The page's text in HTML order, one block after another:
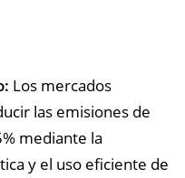
Los mercados
las emisiones de
mediante la
y el uso eficiente de